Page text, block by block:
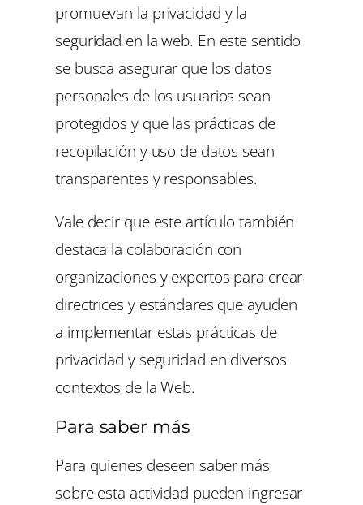
promuevan la privacidad y la
seguridad en la web. En este sentido
se busca asegurar que los datos
personales de los usuarios sean
protegidos y que las prácticas de
recopilación y uso de datos sean
transparentes y responsables.
Vale decir que este artículo también
destaca la colaboración con
organizaciones y expertos para crear
directrices y estándares que ayuden
a implementar estas prácticas de
privacidad y seguridad en diversos
contextos de la Web.
Para saber más
Para quienes deseen saber más
sobre esta actividad pueden ingresar